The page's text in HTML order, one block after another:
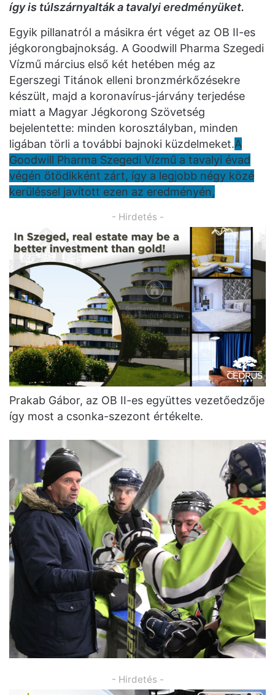
így is túlszárnyalták a tavalyi eredményüket.
Egyik pillanatról a másikra ért véget az OB II-es
jégkorongbajnokság. A Goodwill Pharma Szegedi
Vízmű március első két hetében még az
Egerszegi Titánok elleni bronzmérkőzésekre
készült, majd a koronavírus-járvány terjedése
miatt a Magyar Jégkorong Szövetség
bejelentette: minden korosztályban, minden
ligában törli a további bajnoki küzdelmeket.A
Goodwill Pharma Szegedi Vízmű a tavalyi évad
végén ötödikként zárt, így a legjobb négy közé
kerüléssel javított ezen az eredményén,
- Hirdetés -
Prakab Gábor, az OB II-es együttes vezetőedzője
így most a csonka-szezont értékelte.
- Hirdetés -